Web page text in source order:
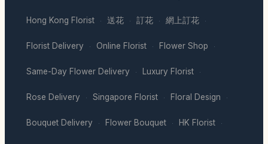
Hong Kong Florist · 送花 · 訂花 · 網上訂花 ·
Florist Delivery · Online Florist · Flower Shop ·
Same-Day Flower Delivery · Luxury Florist ·
Rose Delivery · Singapore Florist · Floral Design ·
Bouquet Delivery · Flower Bouquet · HK Florist ·